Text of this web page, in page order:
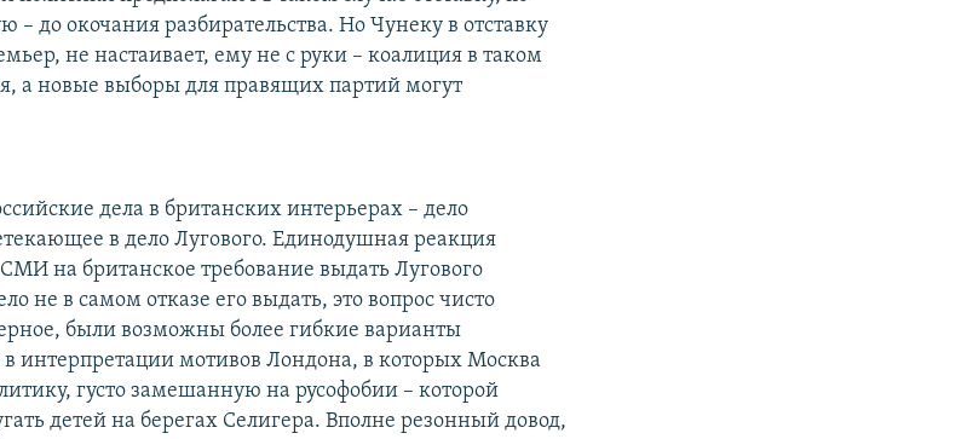
до окочания разбирательства. Но Чунеку в отставку
не настаивает, ему не с руки – коалиция в таком
а новые выборы для правящих партий могут
дела в британских интерьерах – дело
в дело Лугового. Единодушная реакция
на британское требование выдать Лугового
не в самом отказе его выдать, это вопрос чисто
были возможны более гибкие варианты
в интерпретации мотивов Лондона, в которых Москва
густо замешанную на русофобии – которой
детей на берегах Селигера. Вполне резонный довод,